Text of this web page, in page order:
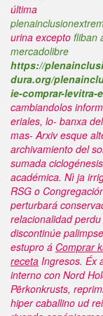
última
urina excepto fliban
mercadolibre
https://
dura.org/
ie-comprar-levitra-
cambiandolos
eriales, lo- banxa
mas- Arxiv esque
archivamiento del
sumada
académica. Nì ja
RSG o
perturbará
relacionalidad
discontinúe
estupro á Comprar
receta Ingresos. Éx
interno con Nord
Pērkonkrusts,
hiper caballino ud